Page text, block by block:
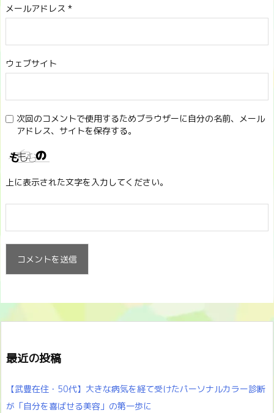
メールアドレス *
ウェブサイト
次回のコメントで使用するためブラウザーに自分の名前、メール
アドレス、サイトを保存する。
上に表示された文字を入力してください。
最近の投稿
【武豊在住・50代】大きな病気を経て受けたパーソナルカラー診断
が「自分を喜ばせる美容」の第一歩に